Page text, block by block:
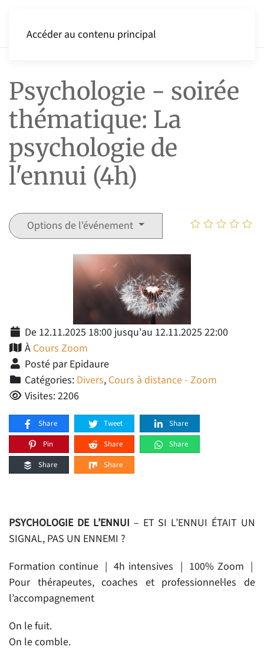
Accéder au contenu principal
Psychologie - soirée
thématique: La
psychologie de
l'ennui (4h)
Options de l'événement
De 12.11.2025 18:00 jusqu'au 12.11.2025 22:00
À Cours Zoom
Posté par Epidaure
Catégories: Divers, Cours à distance - Zoom
Visites: 2206
Share Tweet
Share
Pin
Share
Share
Share
Share
PSYCHOLOGIE DE L’ENNUI – ET SI L’ENNUI ÉTAIT UN
SIGNAL, PAS UN ENNEMI ?
Formation continue | 4h intensives | 100% Zoom |
Pour thérapeutes, coaches et professionnel·les de
l’accompagnement
On le fuit.
On le comble.